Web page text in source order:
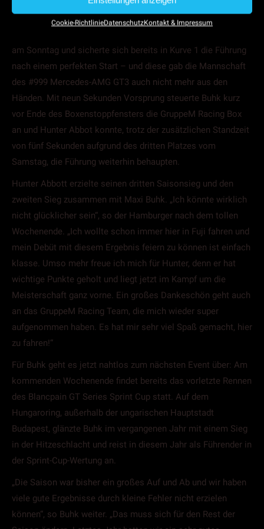
Cookie-RichtlinieDatenschutzKontakt & Impressum
der beste Mercedes-AMG GT3 im Ziel.
am Sonntag und sicherte sich bereits in Kurve 1 die Führung
nach einem perfekten Start – und diese gab die Mannschaft
des #999 Mercedes-AMG GT3 auch nicht mehr aus den
Händen. Mit neun Sekunden Vorsprung steuerte Buhk kurz
vor Ende des Boxenstoppfensters die GruppeM Racing Box
an und Hunter Abbot konnte, trotz der zusätzlichen Standzeit
von fünf Sekunden aufgrund des dritten Platzes vom
Samstag, die Führung weiterhin behaupten.
Hunter Abbott erzielte seinen dritten Saisonsieg und den
zweiten Sieg zusammen mit Maxi Buhk. „Ich könnte wirklich
nicht glücklicher sein“, so der Hamburger nach dem tollen
Wochenende. „Ich wollte schon immer hier in Fuji fahren und
mein Debüt mit diesem Ergebnis feiern zu können ist einfach
klasse. Umso mehr freue ich mich für Hunter, denn er hat
wichtige Punkte geholt und liegt jetzt im Kampf um die
Meisterschaft ganz vorne. Ein großes Dankeschön geht auch
an das GruppeM Racing Team, die mich wieder super
aufgenommen haben. Es hat mir sehr viel Spaß gemacht, hier
zu fahren!“
Für Buhk geht es jetzt nahtlos zum nächsten Event über: Am
kommenden Wochenende findet bereits das vorletzte Rennen
des Blancpain GT Series Sprint Cup statt. Auf dem
Hungaroring, außerhalb der ungarischen Hauptstadt
Budapest, glänzte Buhk im vergangenen Jahr mit einem Sieg
in der Hitzeschlacht und reist in diesem Jahr als Führender in
der Sprint-Cup-Wertung an.
„Die Saison war bisher ein großes Auf und Ab und wir haben
viele gute Ergebnisse durch kleine Fehler nicht erzielen
können“, so Buhk weiter. „Das muss sich für den Rest der